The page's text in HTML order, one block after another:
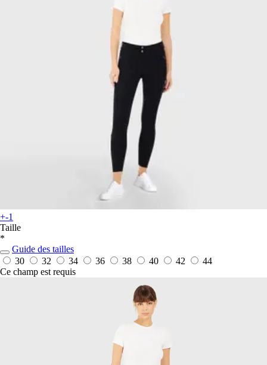
+-1
Taille
*
Guide des tailles
30
32 34 36 38 40 42
44
Ce champ est requis